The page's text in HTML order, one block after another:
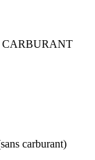
CARBURANT
carburant)